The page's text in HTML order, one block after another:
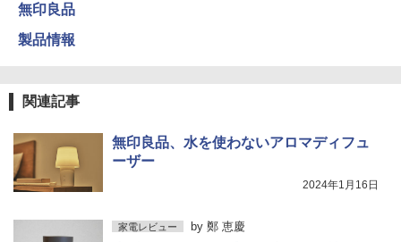
無印良品
製品情報
関連記事
無印良品、水を使わないアロマディフュ
ーザー
2024年1月16日
家電レビュー by 鄭 恵慶